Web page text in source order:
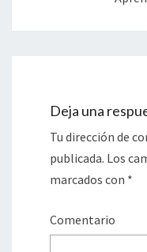
Deja una
Tu dirección de
publicada. Los
marcados con *
Comentario